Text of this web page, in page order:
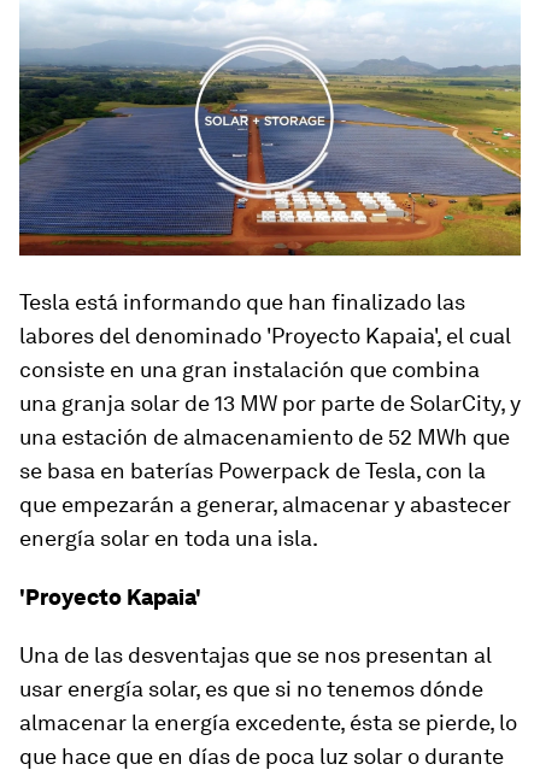
Tesla está informando que han finalizado las
labores del denominado 'Proyecto Kapaia', el cual
consiste en una gran instalación que combina
una granja solar de 13 MW por parte de SolarCity, y
una estación de almacenamiento de 52 MWh que
se basa en baterías Powerpack de Tesla, con la
que empezarán a generar, almacenar y abastecer
energía solar en toda una isla.
'Proyecto Kapaia'
Una de las desventajas que se nos presentan al
usar energía solar, es que si no tenemos dónde
almacenar la energía excedente, ésta se pierde, lo
que hace que en días de poca luz solar o durante